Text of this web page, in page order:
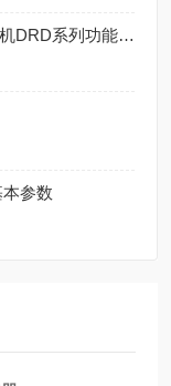
日本COTOSORT KAWATA除湿干燥机DRD系列功能及规格
参数